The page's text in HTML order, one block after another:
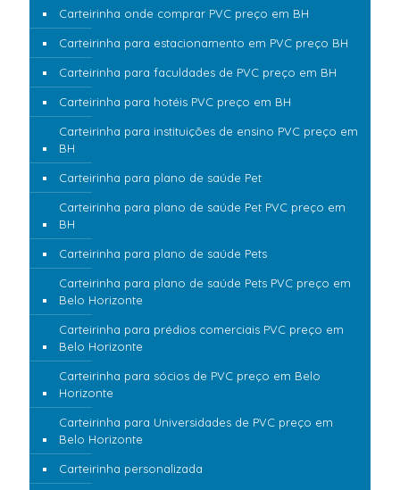
Carteirinha onde comprar PVC preço em BH
Carteirinha para estacionamento em PVC preço BH
Carteirinha para faculdades de PVC preço em BH
Carteirinha para hotéis PVC preço em BH
Carteirinha para instituições de ensino PVC preço em
BH
Carteirinha para plano de saúde Pet
Carteirinha para plano de saúde Pet PVC preço em
BH
Carteirinha para plano de saúde Pets
Carteirinha para plano de saúde Pets PVC preço em
Belo Horizonte
Carteirinha para prédios comerciais PVC preço em
Belo Horizonte
Carteirinha para sócios de PVC preço em Belo
Horizonte
Carteirinha para Universidades de PVC preço em
Belo Horizonte
Carteirinha personalizada